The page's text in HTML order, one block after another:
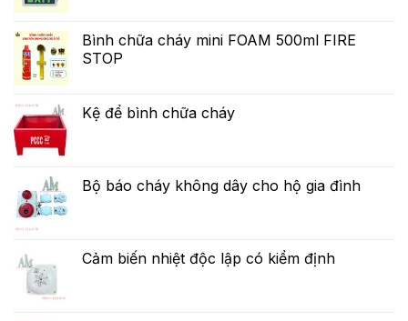
Bình chữa cháy mini FOAM 500ml FIRE
STOP
Kệ để bình chữa cháy
Bộ báo cháy không dây cho hộ gia đình
Cảm biến nhiệt độc lập có kiểm định